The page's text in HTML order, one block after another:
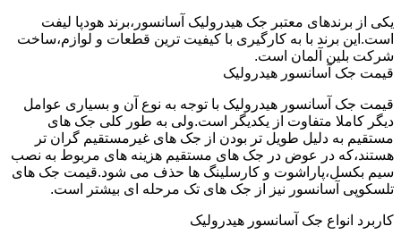
یکی از برندهای معتبر جک هیدرولیک آسانسور،برند هودپا لیفت
است.این برند با به کارگیری با کیفیت ترین قطعات و لوازم،ساخت
شرکت بلین آلمان است.
قیمت جک آسانسور هیدرولیک
قیمت جک آسانسور هیدرولیک با توجه به نوع آن و بسیاری عوامل
دیگر کاملا متفاوت از یکدیگر است.ولی به طور کلی جک های
مستقیم به دلیل طویل تر بودن از جک های غیرمستقیم گران تر
هستند،که در عوض در جک های مستقیم هزینه های مربوط به نصب
سیم بکسل،پاراشوت و کارسلینگ ها حذف می شود.قیمت جک های
تلسکوپی آسانسور نیز از جک های تک مرحله ای بیشتر است.
کاربرد انواع جک آسانسور هیدرولیک